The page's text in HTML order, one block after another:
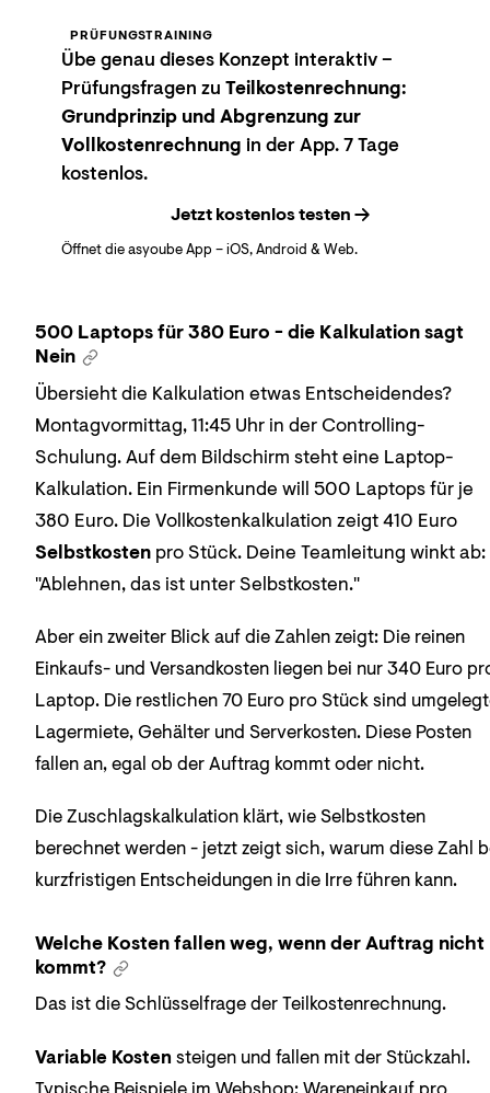
PRÜFUNGSTRAINING
Übe genau dieses Konzept interaktiv –
Prüfungsfragen zu Teilkostenrechnung:
Grundprinzip und Abgrenzung zur
Vollkostenrechnung in der App. 7 Tage
kostenlos.
Jetzt kostenlos testen
Öffnet die asyoube App – iOS, Android & Web.
500 Laptops für 380 Euro - die Kalkulation sagt
Nein
Übersieht die Kalkulation etwas Entscheidendes?
Montagvormittag, 11:45 Uhr in der Controlling-
Schulung. Auf dem Bildschirm steht eine Laptop-
Kalkulation. Ein Firmenkunde will 500 Laptops für je
380 Euro. Die Vollkostenkalkulation zeigt 410 Euro
Selbstkosten pro Stück. Deine Teamleitung winkt ab:
"Ablehnen, das ist unter Selbstkosten."
Aber ein zweiter Blick auf die Zahlen zeigt: Die reinen
Einkaufs- und Versandkosten liegen bei nur 340 Euro
Laptop. Die restlichen 70 Euro pro Stück sind
Lagermiete, Gehälter und Serverkosten. Diese Posten
fallen an, egal ob der Auftrag kommt oder nicht.
Die Zuschlagskalkulation klärt, wie Selbstkosten
berechnet werden - jetzt zeigt sich, warum diese Zahl
kurzfristigen Entscheidungen in die Irre führen kann.
Welche Kosten fallen weg, wenn der Auftrag nicht
kommt?
Das ist die Schlüsselfrage der Teilkostenrechnung.
Variable Kosten steigen und fallen mit der Stückzahl.